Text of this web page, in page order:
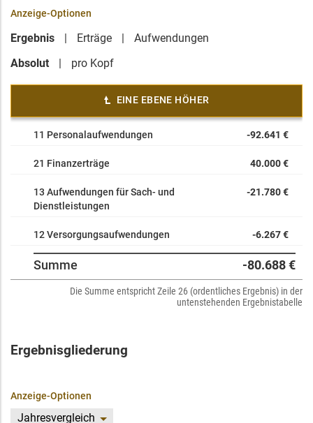
Anzeige-Optionen
Ergebnis Erträge
Aufwendungen
Absolut
pro Kopf
EINE EBENE HÖHER
11 Personalaufwendungen -92.641 €
21 Finanzerträge 40.000 €
13 Aufwendungen für Sach- und
Dienstleistungen
-21.780 €
12 Versorgungsaufwendungen -6.267 €
Summe -80.688 €
Die Summe entspricht Zeile 26 (ordentliches Ergebnis) in der
untenstehenden Ergebnistabelle
Ergebnisgliederung
Anzeige-Optionen
Jahresvergleich